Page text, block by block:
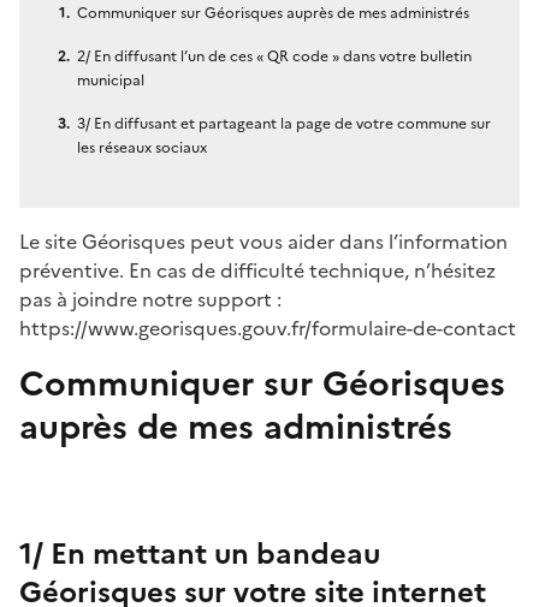
Communiquer sur Géorisques auprès de mes administrés
2/ En diffusant l’un de ces « QR code » dans votre bulletin
municipal
3/ En diffusant et partageant la page de votre commune sur
les réseaux sociaux
Le site Géorisques peut vous aider dans l’information
préventive. En cas de difficulté technique, n’hésitez
pas à joindre notre support :
https://www.georisques.gouv.fr/formulaire-de-contact
Communiquer sur Géorisques
auprès de mes administrés
1/ En mettant un bandeau
Géorisques sur votre site internet